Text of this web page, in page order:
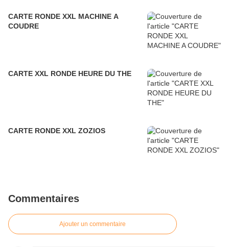
CARTE RONDE XXL MACHINE A
COUDRE
CARTE XXL RONDE HEURE DU THE
CARTE RONDE XXL ZOZIOS
Commentaires
Ajouter un commentaire